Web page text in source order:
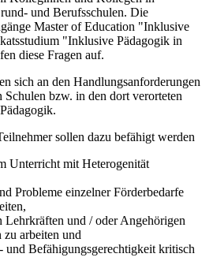
und Berufsschulen. Die
Master of Education "Inklusive
"Inklusive Pädagogik in
diese Fragen auf.
sich an den Handlungsanforderungen
bzw. in den dort verorteten
sollen dazu befähigt werden
Unterricht mit Heterogenität
Probleme einzelner Förderbedarfe
Lehrkräften und / oder Angehörigen
zu arbeiten und
und Befähigungsgerechtigkeit kritisch